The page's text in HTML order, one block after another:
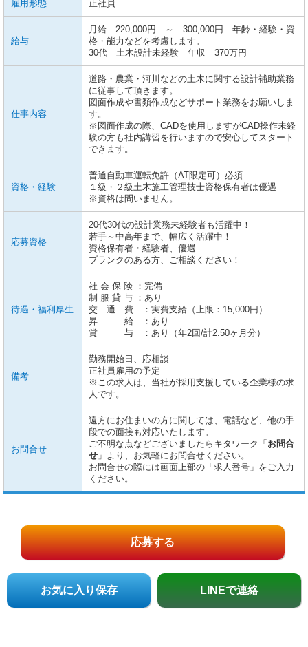
雇用形態 正社員
給与
月給 220,000円 ～ 300,000円 年齢・経験・資
格・能力などを考慮します。
30代 土木設計未経験 年収 370万円
仕事内容
道路・農業・河川などの土木に関する設計補助業務
に従事して頂きます。
図面作成や書類作成などサポート業務をお願いしま
す。
※図面作成の際、CADを使用しますがCAD操作未経
験の方も社内講習を行いますので安心してスタート
できます。
資格・経験
普通自動車運転免許（AT限定可）必須
１級・２級土木施工管理技士資格保有者は優遇
※資格は問いません。
応募資格
20代30代の設計業務未経験者も活躍中！
若手～中高年まで、幅広く活躍中！
資格保有者・経験者、優遇
ブランクのある方、ご相談ください！
待遇・福利厚生
社 会 保 険 ：完備
制 服 貸 与 ：あり
交 通 費 ：実費支給（上限：15,000円）
昇 給 ：あり
賞 与 ：あり（年2回/計2.50ヶ月分）
備考
勤務開始日、応相談
正社員雇用の予定
※この求人は、当社が採用支援している企業様の求
人です。
お問合せ
遠方にお住まいの方に関しては、電話など、他の手
段での面接も対応いたします。
ご不明な点などございましたらキタワーク「 お問合
せ 」より、お気軽にお問合せください。
お問合せの際には画面上部の「求人番号」をご入力
ください。
応募する
お気に入り保存 LINEで連絡